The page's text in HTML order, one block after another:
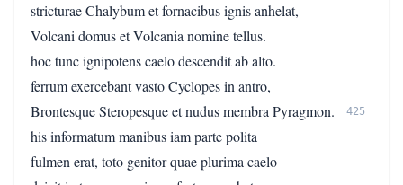
stricturae Chalybum et fornacibus ignis anhelat,
Volcani domus et Volcania nomine tellus.
hoc tunc ignipotens caelo descendit ab alto.
ferrum exercebant vasto Cyclopes in antro,
Brontesque Steropesque et nudus membra Pyragmon.
425
his informatum manibus iam parte polita
fulmen erat, toto genitor quae plurima caelo